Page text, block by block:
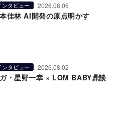
ンタビュー 2026.08.06
佳林 AI開発の原点明かす
ンタビュー 2026.08.02
・星野一幸 × LOM BABY鼎談